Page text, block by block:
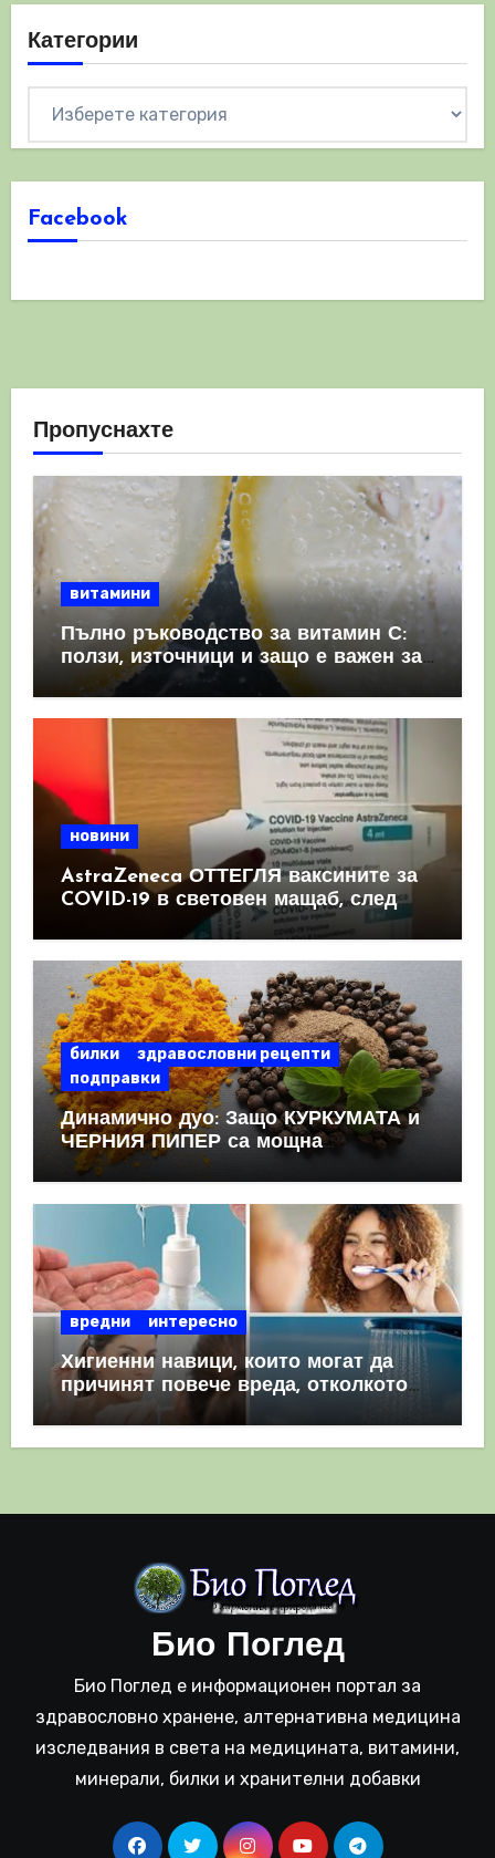
Категории
Facebook
Пропуснахте
витамини
Пълно ръководство за витамин С:
ползи, източници и защо е важен за
имунната система
новини
AstraZeneca ОТТЕГЛЯ ваксините за
COVID-19 в световен мащаб, след
като призна, че те причиняват
билки
здравословни рецепти
подправки
Динамично дуо: Защо КУРКУМАТА и
ЧЕРНИЯ ПИПЕР са мощна
комбинация
вредни интересно
Хигиенни навици, които могат да
причинят повече вреда, отколкото
полза
Био Поглед
Био Поглед е информационен портал за
здравословно хранене, алтернативна медицина
изследвания в света на медицината, витамини,
минерали, билки и хранителни добавки